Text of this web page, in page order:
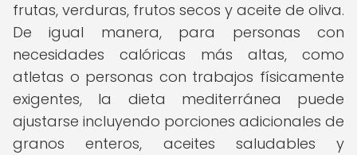
frutas, verduras, frutos secos y aceite de oliva.
De igual manera, para personas con
necesidades calóricas más altas, como
atletas o personas con trabajos físicamente
exigentes, la dieta mediterránea puede
ajustarse incluyendo porciones adicionales de
granos enteros, aceites saludables y